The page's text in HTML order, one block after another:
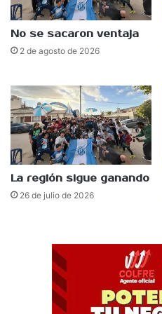
No se sacaron ventaja
2 de agosto de 2026
La región sigue ganando
26 de julio de 2026